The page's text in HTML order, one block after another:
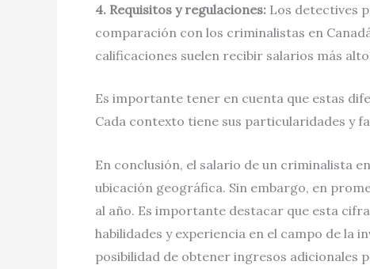
4. Requisitos y regulaciones: Los detectives
comparación con los criminalistas en
calificaciones suelen recibir salarios más
Es importante tener en cuenta que estas
Cada contexto tiene sus particularidades y
En conclusión, el salario de un criminalista
ubicación geográfica. Sin embargo, en
al año. Es importante destacar que esta
habilidades y experiencia en el campo de la
posibilidad de obtener ingresos adicionales